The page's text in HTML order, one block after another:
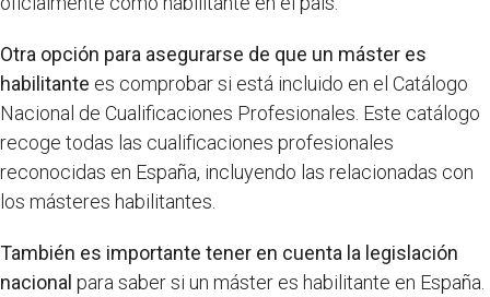
Otra opción para asegurarse de que un máster es
habilitante es comprobar si está incluido en el Catálogo
Nacional de Cualificaciones Profesionales. Este catálogo
recoge todas las cualificaciones profesionales
reconocidas en España, incluyendo las relacionadas con
los másteres habilitantes.
También es importante tener en cuenta la legislación
nacional para saber si un máster es habilitante en España.